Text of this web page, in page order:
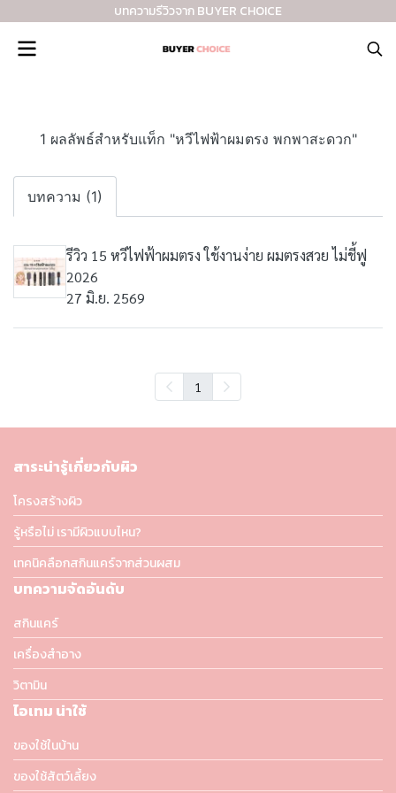
บทความรีวิวจาก BUYER CHOICE
1 ผลลัพธ์สำหรับแท็ก "หวีไฟฟ้าผมตรง พกพาสะดวก"
บทความ (1)
รีวิว 15 หวีไฟฟ้าผมตรง ใช้งานง่าย ผมตรงสวย ไม่ชี้ฟู
2026
27 มิ.ย. 2569
1
สาระน่ารู้เกี่ยวกับผิว
โครงสร้างผิว
รู้หรือไม่ เรามีผิวแบบไหน?
เทคนิคลือกสกินแคร์จากส่วนผสม
บทความจัดอันดับ
สกินแคร์
เครื่องสำอาง
วิตามิน
ไอเทม น่าใช้
ของใช้ในบ้าน
ของใช้สัตว์เลี้ยง